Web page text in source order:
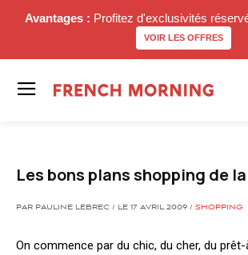
Avantages : Profitez d'exclusivités
VOIR LES OFFRES
Les bons plans shopping de
PAR PAULINE LEBREC / LE 17 AVRIL 2009 / SHOPPING
On commence par du chic, du cher, du